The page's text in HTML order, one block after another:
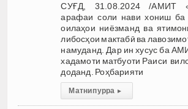
СУҒД, 31.08.2024 /АМИТ
арафаи соли нави хониш ба
оилаҳои ниёзманд ва
либосҳои мактабӣ ва
намуданд. Дар ин хусус ба
хадамоти матбуоти Раиси
доданд. Роҳбарияти
Матни пурра ▸